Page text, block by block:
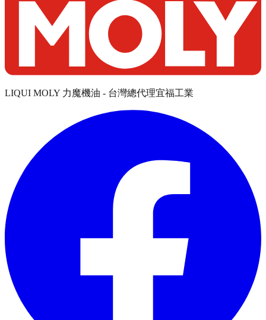
LIQUI MOLY 力魔機油 - 台灣總代理宜福工業